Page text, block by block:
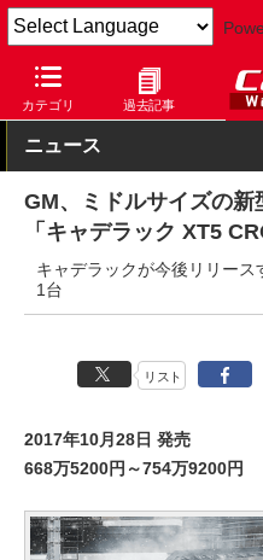
カテゴリ 過去記事
Car Watch 自動車
ニュース
GM、ミドルサイズの
「キャデラック XT5
キャデラックが今後リリー
1台
リスト
2017年10月28日 発売
668万5200円～754万9200円